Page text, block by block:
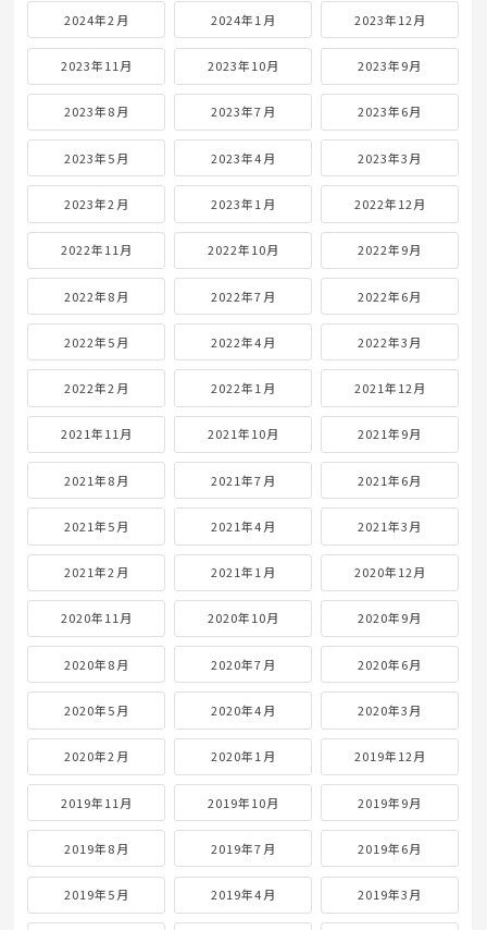
2024年2月 2024年1月 2023年12月
2023年11月 2023年10月 2023年9月
2023年8月 2023年7月 2023年6月
2023年5月 2023年4月 2023年3月
2023年2月 2023年1月 2022年12月
2022年11月 2022年10月 2022年9月
2022年8月 2022年7月 2022年6月
2022年5月 2022年4月 2022年3月
2022年2月 2022年1月 2021年12月
2021年11月 2021年10月 2021年9月
2021年8月 2021年7月 2021年6月
2021年5月 2021年4月 2021年3月
2021年2月 2021年1月 2020年12月
2020年11月 2020年10月 2020年9月
2020年8月 2020年7月 2020年6月
2020年5月 2020年4月 2020年3月
2020年2月 2020年1月 2019年12月
2019年11月 2019年10月 2019年9月
2019年8月 2019年7月 2019年6月
2019年5月 2019年4月 2019年3月